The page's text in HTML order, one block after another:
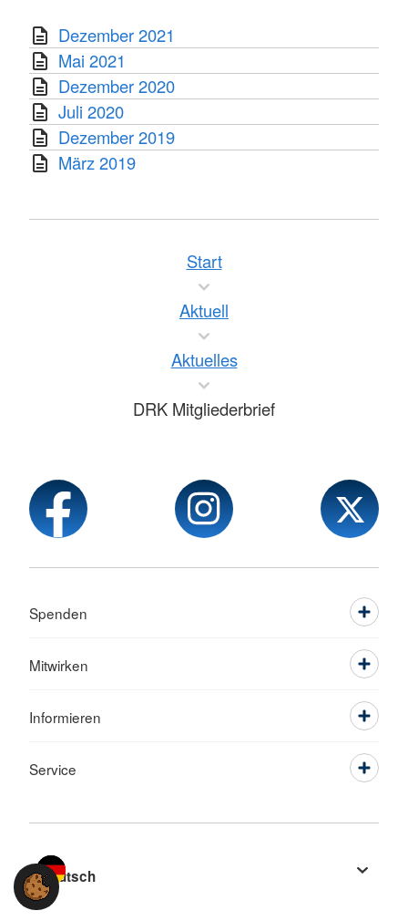
Dezember 2021
Mai 2021
Dezember 2020
Juli 2020
Dezember 2019
März 2019
Start
Aktuell
Aktuelles
DRK Mitgliederbrief
Spenden
Mitwirken
Informieren
Service
Sprache wechseln zu